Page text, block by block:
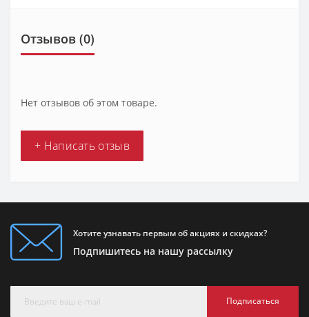
Отзывов (0)
Нет отзывов об этом товаре.
+ Написать отзыв
Хотите узнавать первым об акциях и скидках?
Подпишитесь на нашу рассылку
Подписаться